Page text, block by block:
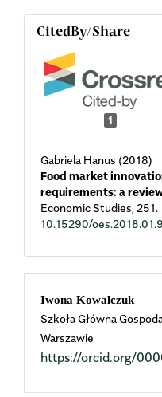
CitedBy/Share
1
Gabriela Hanus (2018)
Food market
requirements: a
Economic Studies,251.
10.15290/
Main
Article
Content
Iwona Kowalczuk
Szkoła Główna
Warszawie
https://orcid.org/